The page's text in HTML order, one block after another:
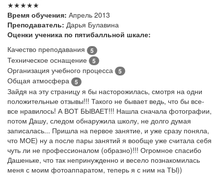
★★★★★
Время обучения: Апрель 2013
Преподаватель: Дарья Булавина
Оценки ученика по пятибалльной шкале:
Качество преподавания
5
Техническое оснащение 5
Организация учебного процесса 5
Общая атмосфера 5
Зайдя на эту страницу я бы насторожилась, смотря на одни
положительные отзывы!!! Такого не бывает ведь, что бы все-
все нравилось! А ВОТ БЫВАЕТ!!! Нашла сначала фотографии,
потом Дашу, следом обнаружила школу, не долго думая
записалась... Пришла на первое занятие, и уже сразу поняла,
что МОЕ) ну а после пары занятий я вообще уже считала себя
чуть ли не профессионалом (образно)!!! Огромное спасибо
Дашеньке, что так непринужденно и весело познакомилась
меня с моим фотоаппаратом, теперь я с ним на ТЫ))